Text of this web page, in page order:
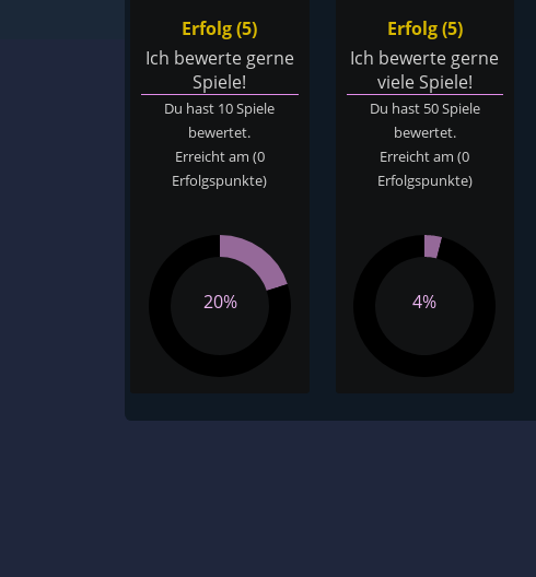
Erfolg (5)
Ich bewerte gerne
Spiele!
Du hast 10 Spiele
bewertet.
Erreicht am (0
Erfolgspunkte)
20%
Erfolg (5)
Ich bewerte gerne
viele Spiele!
Du hast 50 Spiele
bewertet.
Erreicht am(0
Erfolgspunkte)
4%